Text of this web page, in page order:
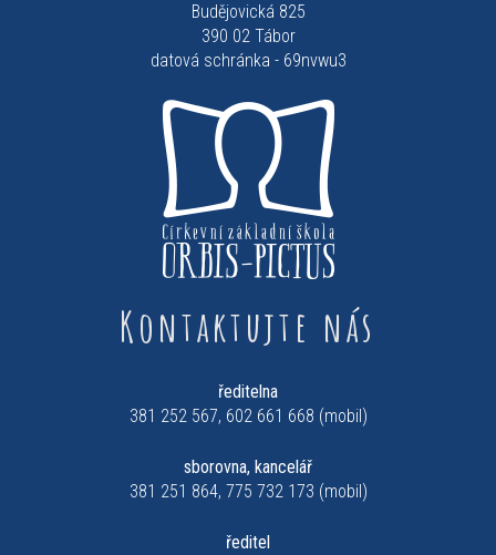
Budějovická 825
390 02 Tábor
datová schránka - 69nvwu3
Kontaktujte nás
ředitelna
381 252 567, 602 661 668 (mobil)
sborovna, kancelář
381 251 864, 775 732 173 (mobil)
ředitel